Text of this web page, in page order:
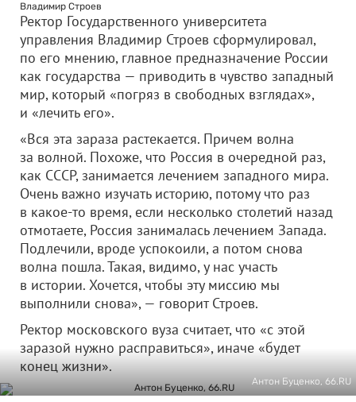
Владимир Строев
Ректор Государственного университета
управления Владимир Строев сформулировал,
по его мнению, главное предназначение России
как государства — приводить в чувство западный
мир, который «погряз в свободных взглядах»,
и «лечить его».
«Вся эта зараза растекается. Причем волна
за волной. Похоже, что Россия в очередной раз,
как СССР, занимается лечением западного мира.
Очень важно изучать историю, потому что раз
в какое-то время, если несколько столетий назад
отмотаете, Россия занималась лечением Запада.
Подлечили, вроде успокоили, а потом снова
волна пошла. Такая, видимо, у нас участь
в истории. Хочется, чтобы эту миссию мы
выполнили снова», — говорит Строев.
Ректор московского вуза считает, что «с этой
заразой нужно расправиться», иначе «будет
конец жизни».
Антон Буценко, 66.RU